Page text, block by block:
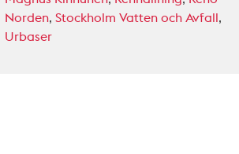
Norden, Stockholm Vatten och Avfall,
Urbaser